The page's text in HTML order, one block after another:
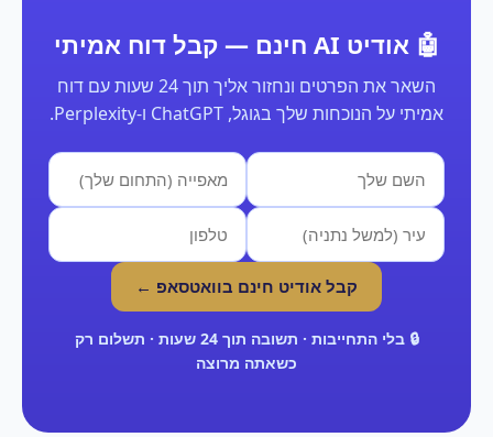
🤖 אודיט AI חינם — קבל דוח אמיתי
השאר את הפרטים ונחזור אליך תוך 24 שעות עם דוח
אמיתי על הנוכחות שלך בגוגל, ChatGPT ו-Perplexity.
קבל אודיט חינם בוואטסאפ ←
🔒 בלי התחייבות · תשובה תוך 24 שעות · תשלום רק
כשאתה מרוצה